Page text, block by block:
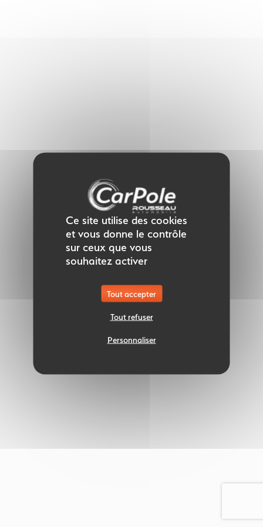
Ce site utilise des cookies
et vous donne le contrôle
sur ceux que vous
souhaitez activer
Tout accepter
Tout refuser
Personnaliser